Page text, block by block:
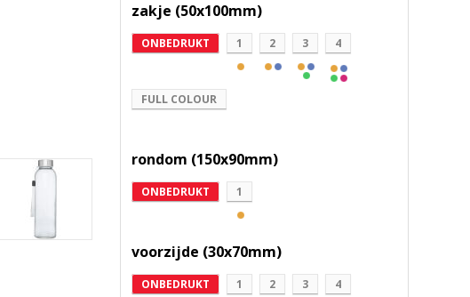
zakje (50x100mm)
ONBEDRUKT 1 2 3 4
FULL COLOUR
rondom (150x90mm)
ONBEDRUKT 1
voorzijde (30x70mm)
ONBEDRUKT 1 2 3 4